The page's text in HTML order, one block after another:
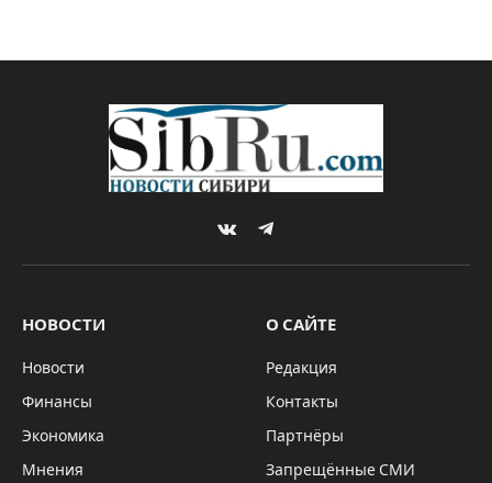
VKontakteTelegram
НОВОСТИ
Новости
Финансы
Экономика
Мнения
О САЙТЕ
Редакция
Контакты
Партнёры
Запрещённые СМИ